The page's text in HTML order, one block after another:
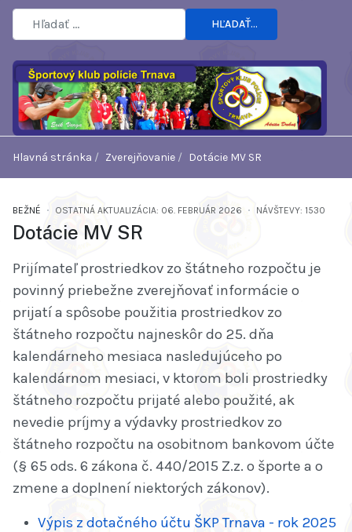
HĽADAŤ...
Hlavná stránka Zverejňovanie Dotácie MV SR
BEŽNÉ OSTATNÁ AKTUALIZÁCIA: 06. FEBRUÁR 2026 NÁVŠTEVY: 1530
Dotácie MV SR
Prijímateľ prostriedkov zo štátneho rozpočtu je
povinný priebežne zverejňovať informácie o
prijatí a spôsobe použitia prostriedkov zo
štátneho rozpočtu najneskôr do 25. dňa
kalendárneho mesiaca nasledujúceho po
kalendárnom mesiaci, v ktorom boli prostriedky
štátneho rozpočtu prijaté alebo použité, ak
nevedie príjmy a výdavky prostriedkov zo
štátneho rozpočtu na osobitnom bankovom účte
(§ 65 ods. 6 zákona č. 440/2015 Z.z. o športe a o
zmene a doplnení niektorých zákonov).
Výpis z dotačného účtu ŠKP Trnava - rok 2025